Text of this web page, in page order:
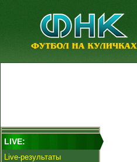
LIVE:
Live-результаты